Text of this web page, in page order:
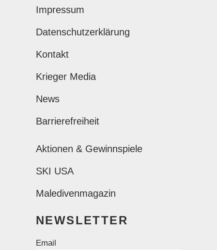
Impressum
Datenschutzerklärung
Kontakt
Krieger Media
News
Barrierefreiheit
Aktionen & Gewinnspiele
SKI USA
Maledivenmagazin
NEWSLETTER
Email